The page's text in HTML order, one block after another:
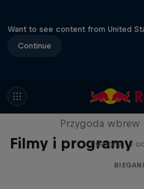
Want to see content from United
Continue
Filmy i programy
Limit/
Przygoda wbrew
1 sezony · 3